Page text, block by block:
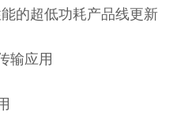
的超低功耗产品线更新
输应用